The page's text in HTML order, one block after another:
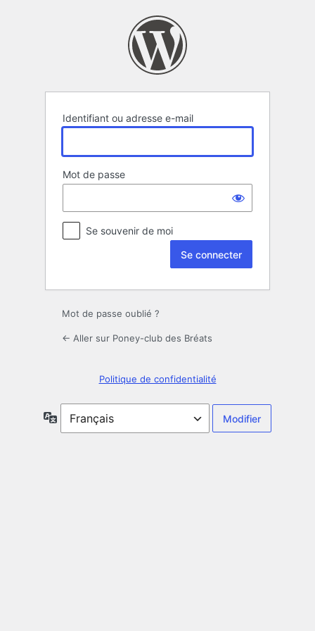
Identifiant ou adresse e-mail
Mot de passe
Se souvenir de moi
Mot de passe oublié ?
← Aller sur Poney-club des Bréats
Politique de confidentialité
Langue